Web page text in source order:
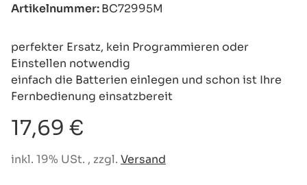
Artikelnummer:BC72995M
perfekter Ersatz, kein Programmieren oder
Einstellen notwendig
einfach die Batterien einlegen und schon ist Ihre
Fernbedienung einsatzbereit
17,69 €
inkl. 19% USt. , zzgl. Versand